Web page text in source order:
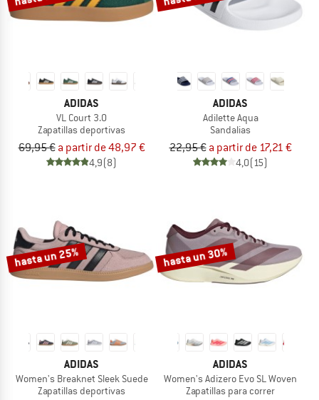
ADIDAS
VL Court 3.0
Zapatillas deportivas
69,95 € a partir de 48,97 €
4,9(8)
ADIDAS
Adilette Aqua
Sandalias
22,95 € a partir de 17,21 €
4,0(15)
hasta un 25%
ADIDAS
Women's Breaknet Sleek Suede
Zapatillas deportivas
hasta un 30%
ADIDAS
Women's Adizero Evo SL Woven
Zapatillas para correr